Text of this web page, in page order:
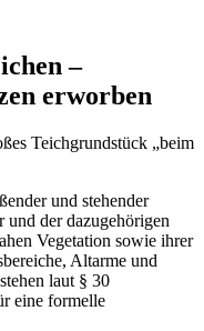
–
erworben
Teichgrundstück „beim
und stehender
der dazugehörigen
Vegetation sowie ihrer
Altarme und
laut § 30
eine formelle